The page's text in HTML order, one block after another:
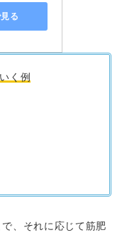
る
く例
、それに応じて筋肥